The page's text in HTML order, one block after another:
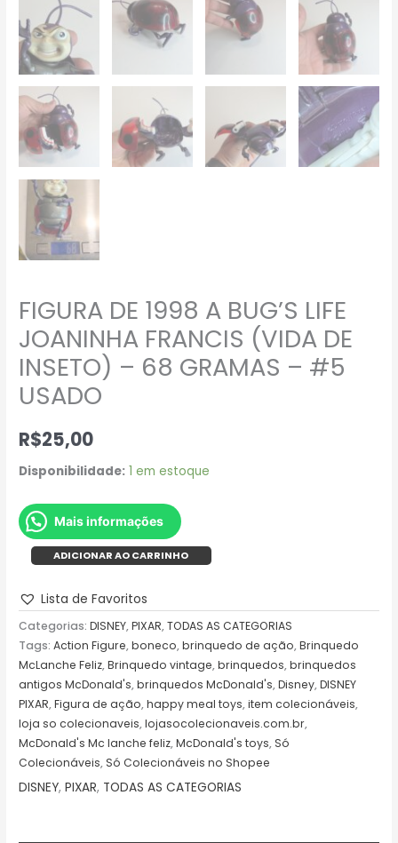
FIGURA DE 1998 A BUG’S LIFE
JOANINHA FRANCIS (VIDA DE
INSETO) – 68 GRAMAS – #5
USADO
R$25,00
Disponibilidade: 1 em estoque
Mais informações
ADICIONAR AO CARRINHO
Lista de Favoritos
Categorias:DISNEY,PIXAR,TODAS AS CATEGORIAS
Tags:Action Figure,boneco,brinquedo de ação,Brinquedo
McLanche Feliz,Brinquedo vintage,brinquedos,brinquedos
antigos McDonald's,brinquedos McDonald's,Disney,DISNEY
PIXAR,Figura de ação,happy meal toys,item colecionáveis,
loja so colecionaveis,lojasocolecionaveis.com.br,
McDonald's Mc lanche feliz,McDonald's toys,Só
Colecionáveis,Só Colecionáveis no Shopee
DISNEY,PIXAR, TODAS AS CATEGORIAS